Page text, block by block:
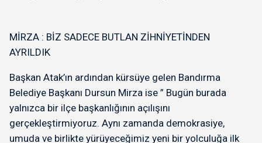
MİRZA : BİZ SADECE BUTLAN ZİHNİYETİNDEN
AYRILDIK
Başkan Atak’ın ardından kürsüye gelen Bandırma
Belediye Başkanı Dursun Mirza ise ” Bugün burada
yalnızca bir ilçe başkanlığının açılışını
gerçekleştirmiyoruz. Aynı zamanda demokrasiye,
umuda ve birlikte yürüyeceğimiz yeni bir yolculuğa ilk